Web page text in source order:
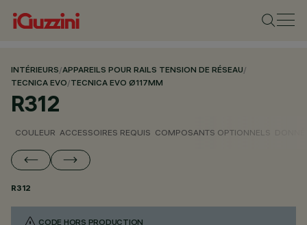
INTÉRIEURS/APPAREILS POUR RAILS TENSION DE RÉSEAU/
TECNICA EVO/TECNICA EVO Ø117MM
R312
COULEUR ACCESSOIRES REQUIS COMPOSANTS OPTIONNELS
R312
CODE HORS PRODUCTION